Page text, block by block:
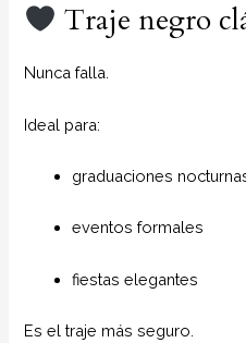
Traje negro
Nunca falla.
Ideal para:
graduaciones
eventos formales
fiestas elegantes
Es el traje más seguro.